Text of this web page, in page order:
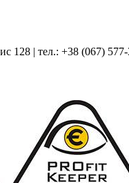
128 | тел.: +38 (067)